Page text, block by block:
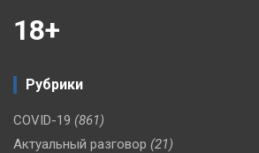
18+
Рубрики
COVID-19 (861)
Актуальный разговор (21)